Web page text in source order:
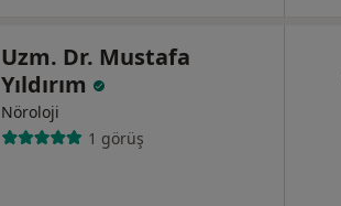
Uzm. Dr. Mustafa
Yıldırım
Nöroloji
1 görüş